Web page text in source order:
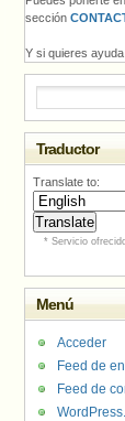
sección
Y si quieres
Traductor
Translate to:
* Servicio
Menú
Acceder
Feed de
Feed de